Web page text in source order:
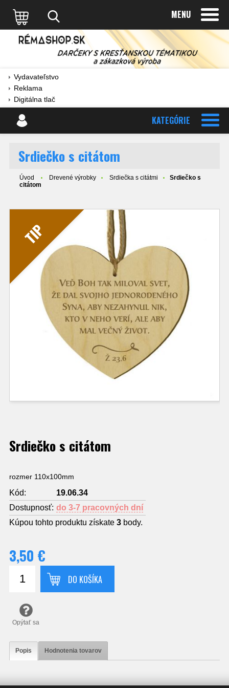
MENU
Vydavateľstvo
Reklama
Digitálna tlač
KATEGÓRIE
Srdiečko s citátom
Úvod Drevené výrobky Srdiečka s citátmi
Srdiečko s
citátom
TIP
Srdiečko s citátom
rozmer 110x100mm
Kód:
19.06.34
Dostupnosť: do 3-7 pracovných dní
Kúpou tohto produktu získate 3 body.
3,50 €
DO KOŠÍKA
Opýtať sa
Popis Hodnotenia tovarov